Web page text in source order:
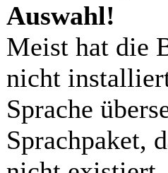
Auswahl!
Meist hat die
nicht
Sprache
Sprachpaket,